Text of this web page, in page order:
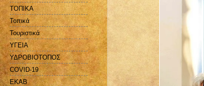
ΤΟΠΙΚΑ
Τοπικά
Τουριστικά
ΥΓΕΙΑ
ΥΔΡΟΒΙΟΤΟΠΟΣ
COVID-19
EKAB